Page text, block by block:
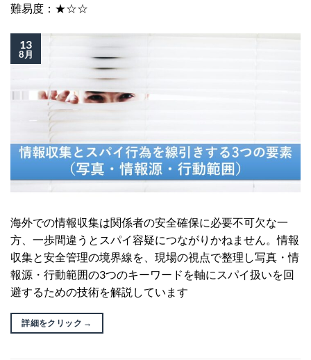
難易度：★☆☆
13
8月
海外での情報収集は関係者の安全確保に必要不可欠な一
方、一歩間違うとスパイ容疑につながりかねません。情報
収集と安全管理の境界線を、現場の視点で整理し写真・情
報源・行動範囲の3つのキーワードを軸にスパイ扱いを回
避するための技術を解説しています
詳細をクリック →